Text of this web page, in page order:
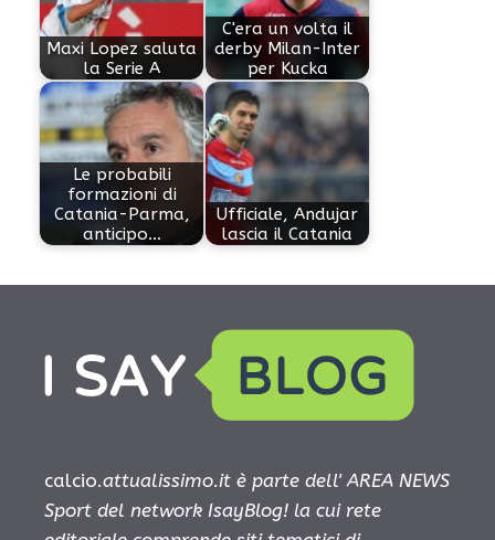
Maxi Lopez saluta
la Serie A
C'era un volta il
derby Milan-Inter
per Kucka
Le probabili
formazioni di
Catania-Parma,
anticipo…
Ufficiale, Andujar
lascia il Catania
calcio.attualissimo.it è parte dell' AREA NEWS
Sport del network IsayBlog! la cui rete